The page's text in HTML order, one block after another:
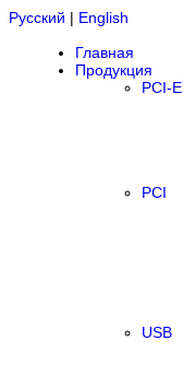
Русский | English
Главная
Продукция
PCI-E
PCI
USB